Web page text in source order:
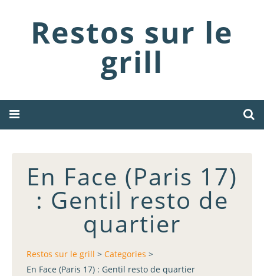
Restos sur le
grill
En Face (Paris 17)
: Gentil resto de
quartier
Restos sur le grill > Categories >
En Face (Paris 17) : Gentil resto de quartier